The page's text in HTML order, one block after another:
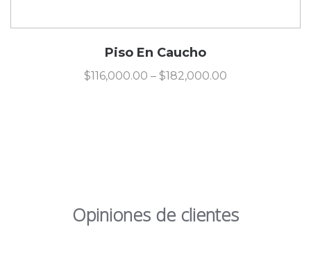
Piso En Caucho
$116,000.00 – $182,000.00
Opiniones de clientes